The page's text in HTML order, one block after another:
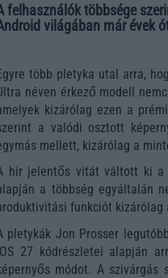
felhasználók többsége
világában már évek
több pletyka utal arra,
néven érkező modell
kizárólag ezen a
a valódi osztott
mellett, kizárólag a
hír jelentős vitát váltott ki a
a többség egyáltalán
funkciót kizárólag
pletykák Jon Prosser
27 kódrészletei alapján
módot. A szivárgás